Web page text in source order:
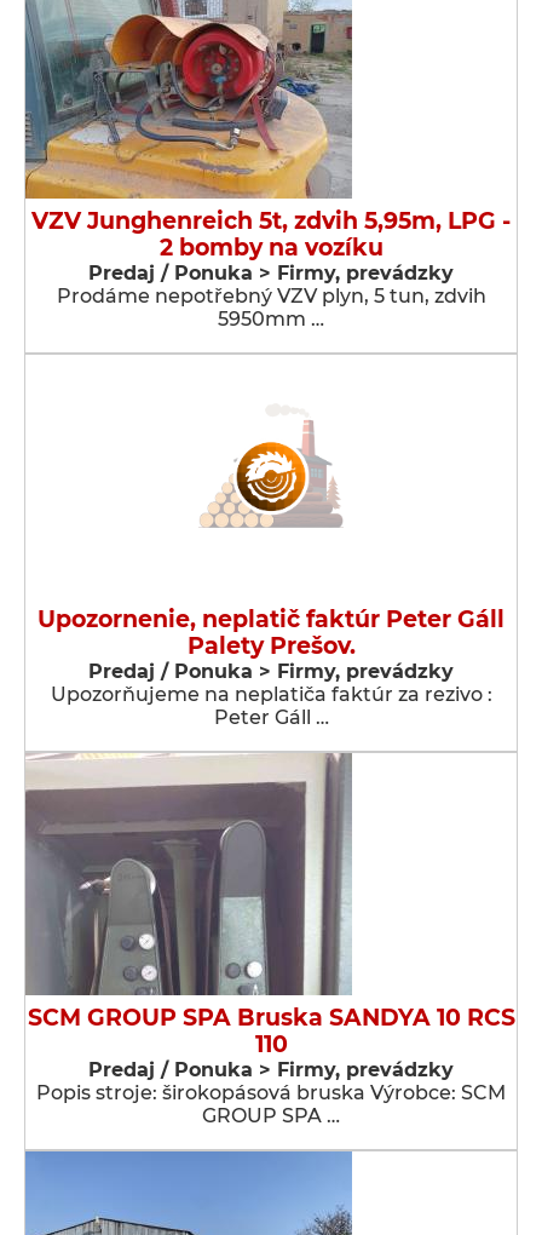
VZV Junghenreich 5t, zdvih 5,95m, LPG -
2 bomby na vozíku
Predaj / Ponuka > Firmy, prevádzky
Prodáme nepotřebný VZV plyn, 5 tun, zdvih
5950mm …
Upozornenie, neplatič faktúr Peter Gáll
Palety Prešov.
Predaj / Ponuka > Firmy, prevádzky
Upozorňujeme na neplatiča faktúr za rezivo :
Peter Gáll …
SCM GROUP SPA Bruska SANDYA 10 RCS
110
Predaj / Ponuka > Firmy, prevádzky
Popis stroje: širokopásová bruska Výrobce: SCM
GROUP SPA …